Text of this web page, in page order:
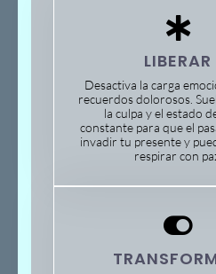
LIBERAR
Desactiva la carga
recuerdos dolorosos.
la culpa y el estado
constante para que el
invadir tu presente y
respirar con